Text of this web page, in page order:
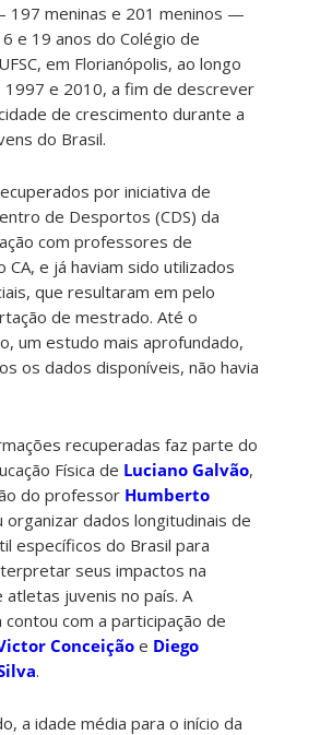
197 meninas e 201 meninos —
e 19 anos do Colégio de
em Florianópolis, ao longo
e 2010, a fim de descrever
de crescimento durante a
do Brasil.
por iniciativa de
de Desportos (CDS) da
com professores de
CA, e já haviam sido utilizados
que resultaram em pelo
de mestrado. Até o
um estudo mais aprofundado,
os dados disponíveis, não havia
recuperadas faz parte do
Física de Luciano Galvão,
do professor Humberto
organizar dados longitudinais de
específicos do Brasil para
seus impactos na
atletas juvenis no país. A
com a participação de
Conceição e Diego
.
a idade média para o início da